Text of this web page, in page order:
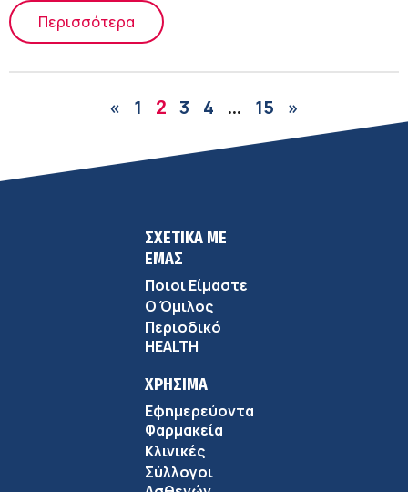
Περισσότερα
« 1 2 3 4 … 15 »
ΣΧΕΤΙΚΑ ΜΕ
ΕΜΑΣ
Ποιοι Είμαστε
Ο Όμιλος
Περιοδικό
HEALTH
ΧΡΗΣΙΜΑ
Εφημερεύοντα
Φαρμακεία
Κλινικές
Σύλλογοι